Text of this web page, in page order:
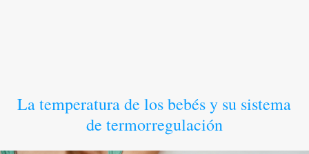
La temperatura de los bebés y su sistema
de termorregulación